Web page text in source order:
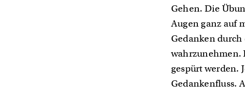
Gehen. Die
Augen ganz auf
Gedanken
wahrzunehmen.
gespürt werden.
Gedankenfluss.